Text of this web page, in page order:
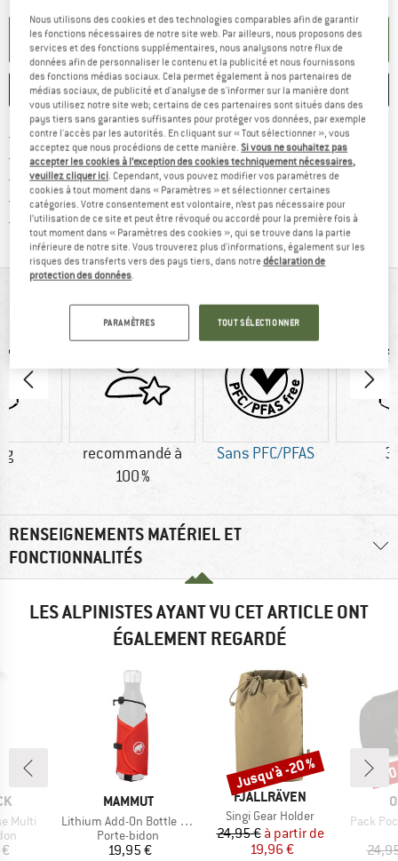
PARAMÉTRER ALERTE
ENREGISTRER COMPARER
Livraison gratuite dès 69 € (FR)Trouve les infos sur la
Droit de retour de 100 joursTrouve les informations de
> 4 000 000 clients satisfaits
Tous les articles disponibles
Protection des acheteurs de Trusted ShopsTrouve toutes les
g
recommandé à
100 %
Sans PFC/PFAS
RENSEIGNEMENTS MATÉRIEL ET
FONCTIONNALITÉS
LES ALPINISTES AYANT VU CET ARTICLE ONT
ÉGALEMENT REGARDÉ
Multi
MARQUE
MAMMUT
Article
Lithium Add-On Bottle Holder
Product group
Porte-bidon
Prix
19,95 €
MARQUE
FJÄLLRÄVEN
Article
Singi Gear Holder
Prix
24,95 € Prix réduit
à partir de
19,96 €
Remise
Jusqu'à -20 %
Article
Pack
-
Nous utilisons des cookies et des technologies comparables afin de garantir
les fonctions nécessaires de notre site web. Par ailleurs, nous proposons des
services et des fonctions supplémentaires, nous analysons notre flux de
données afin de personnaliser le contenu et la publicité et nous fournissons
des fonctions médias sociaux. Cela permet également à nos partenaires de
médias sociaux, de publicité et d'analyse de s'informer sur la manière dont
vous utilisez notre site web; certains de ces partenaires sont situés dans des
pays tiers sans garanties suffisantes pour protéger vos données, par exemple
contre l'accès par les autorités. En cliquant sur « Tout sélectionner », vous
acceptez que nous procédions de cette manière.Si vous ne souhaitez pas
accepter les cookies à l’exception des cookies techniquement nécessaires,
veuillez cliquer ici. Cependant, vous pouvez modifier vos paramètres de
cookies à tout moment dans « Paramètres » et sélectionner certaines
catégories. Votre consentement est volontaire, n’est pas nécessaire pour
l’utilisation de ce site et peut être révoqué ou accordé pour la première fois à
tout moment dans « Paramètres des cookies », qui se trouve dans la partie
inférieure de notre site. Vous trouverez plus d'informations, également sur les
risques des transferts vers des pays tiers, dans notredéclaration de
protection des données.
PARAMÈTRES TOUT SÉLECTIONNER